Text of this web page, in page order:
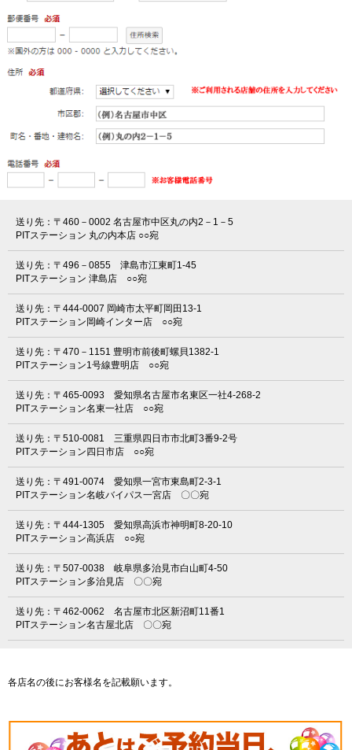
送り先：〒460－0002 名古屋市中区丸の内2－1－5
PITステーション 丸の内本店 ○○宛
送り先：〒496－0855 津島市江東町1-45
PITステーション 津島店 ○○宛
送り先：〒444-0007 岡崎市太平町岡田13-1
PITステーション岡崎インター店 ○○宛
送り先：〒470－1151 豊明市前後町螺貝1382-1
PITステーション1号線豊明店 ○○宛
送り先：〒465-0093 愛知県名古屋市名東区一社4-268-2
PITステーション名東一社店 ○○宛
送り先：〒510-0081 三重県四日市市北町3番9-2号
PITステーション四日市店 ○○宛
送り先：〒491-0074 愛知県一宮市東島町2-3-1
PITステーション名岐バイパス一宮店 〇〇宛
送り先：〒444-1305 愛知県高浜市神明町8-20-10
PITステーション高浜店 ○○宛
送り先：〒507-0038 岐阜県多治見市白山町4-50
PITステーション多治見店 〇〇宛
送り先：〒462-0062 名古屋市北区新沼町11番1
PITステーション名古屋北店 〇〇宛
各店名の後にお客様名を記載願います。